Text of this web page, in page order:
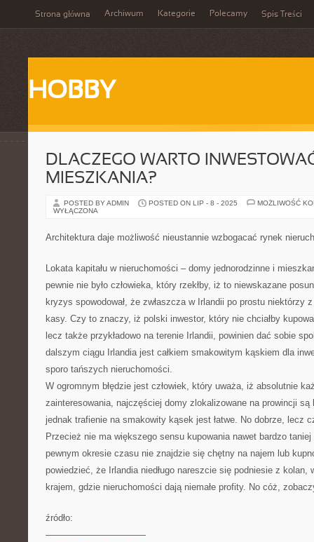
Strona główna Archiwum Kategorie Polecamy Spis Treści
HOBBY
DLACZEGO WARTO
MIESZKANIA?
POSTED BY ADMIN POSTED ON LIP - 8 - 2025
MOŻLIWOŚĆ
WYŁĄCZONA
Architektura daje możliwość nieustannie wzbogacać rynek
Lokata kapitału w nieruchomości – domy jednorodzinne i
pewnie nie było człowieka, który rzekłby, iż to niewskazane
kryzys spowodował, że zwłaszcza w Irlandii po prostu niektórzy
kasy. Czy to znaczy, iż polski inwestor, który nie chciałby
lecz także przykładowo na terenie Irlandii, powinien dać sobie
dalszym ciągu Irlandia jest całkiem smakowitym kąskiem dla
sporo tańszych nieruchomości.
W ogromnym błędzie jest człowiek, który uważa, iż absolutnie
zainteresowania, najczęściej domy zlokalizowane na prowincji są
jednak trafienie na smakowity kąsek jest łatwe. No dobrze, lecz
Przecież nie ma większego sensu kupowania nawet bardzo
pewnym okresie czasu nie znajdzie się chętny na najem lub
powiedzieć, że Irlandia niedługo nareszcie się podniesie z kolan,
krajem, gdzie nieruchomości dają niemałe profity. No cóż,
źródło:
———————————